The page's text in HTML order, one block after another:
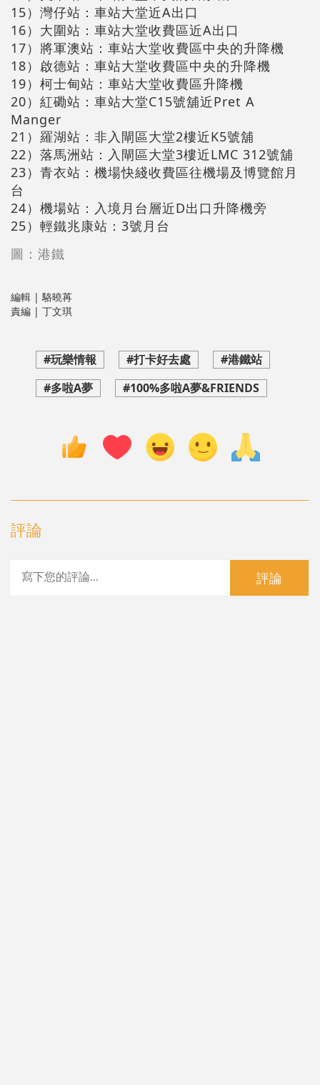
15）灣仔站：車站大堂近A出口
16）大圍站：車站大堂收費區近A出口
17）將軍澳站：車站大堂收費區中央的升降機
18）啟德站：車站大堂收費區中央的升降機
19）柯士甸站：車站大堂收費區升降機
20）紅磡站：車站大堂C15號舖近Pret A
Manger
21）羅湖站：非入閘區大堂2樓近K5號舖
22）落馬洲站：入閘區大堂3樓近LMC 312號舖
23）青衣站：機場快綫收費區往機場及博覽館月
台
24）機場站：入境月台層近D出口升降機旁
25）輕鐵兆康站：3號月台
圖：港鐵
編輯 | 駱曉苒
責編 | 丁文琪
#玩樂情報 #打卡好去處
#港鐵站
#多啦A夢
#100%多啦A夢&FRIENDS
評論
評論